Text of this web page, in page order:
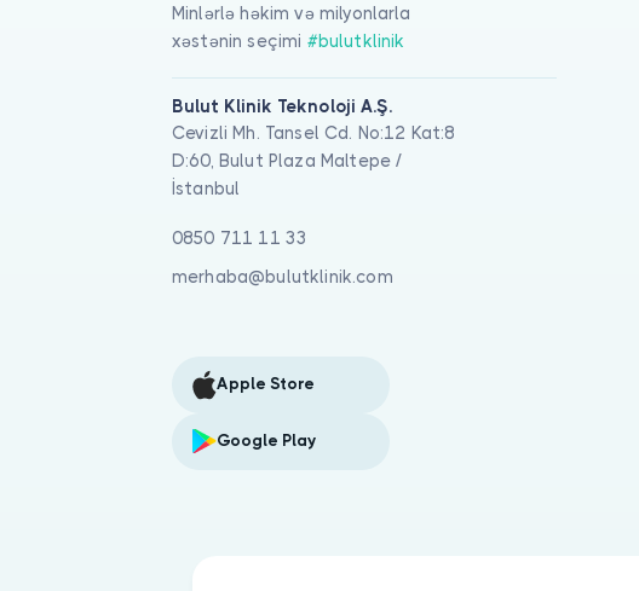
Minlərlə həkim və milyonlarla
xəstənin seçimi #bulutklinik
Bulut Klinik Teknoloji A.Ş.
Cevizli Mh. Tansel Cd. No:12 Kat:8
D:60, Bulut Plaza Maltepe /
İstanbul
0850 711 11 33
merhaba@bulutklinik.com
Apple Store
Google Play